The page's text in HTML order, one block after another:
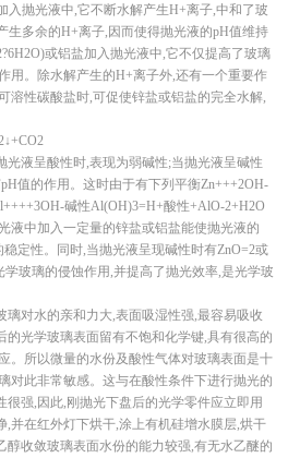
入抛光液中,它不断水解产生H+离子,中和了玻
生多余的H+离子,因而使得抛光液的pH值维持
或铝盐加入抛光液中,它不仅提高了玻璃
用。除水解产生的H+离子外,还有一个重要作
溶性碳酸盐时,可促使锌盐或铝盐的完全水解,
光液呈酸性时,表现为弱碱性;当抛光液呈碱性
值的作用。这时由于有下列平衡Zn+++2OH-
碱性Al(OH)3=H+酸性+AlO-2+H2O
液中加入一定量的锌盐或铝盐能使抛光液的
定性。同时,当抛光液呈现碱性时有ZnO=2或
玻璃的侵蚀作用,并提高了抛光效率,是光学玻
璃对水的亲和力大,表面吸湿性强,最容易吸收
的光学玻璃表面留有不饱和化学键,具有很高的
。所以微量的水份及酸性气体对玻璃表面是十
对此非常敏感。这与在酸性条件下进行抛光的
很强,因此,刚抛光下盘后的光学零件应立即用
,并在红外灯下烘干,涂上有机硅增水膜层,烘干
醇收敛玻璃表面水份的能力较强,有无水乙醚的